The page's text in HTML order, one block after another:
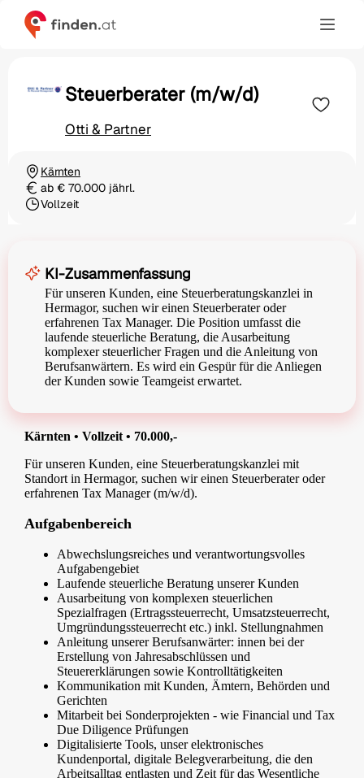
Steuerberater (m/w/d)
Otti & Partner
Ortschaft
Kärnten
Gehaltab € 70.000 jährl.
Beschäftigungsart
Vollzeit
KI-Zusammenfassung
Für unseren Kunden, eine Steuerberatungskanzlei in
Hermagor, suchen wir einen Steuerberater oder
erfahrenen Tax Manager. Die Position umfasst die
laufende steuerliche Beratung, die Ausarbeitung
komplexer steuerlicher Fragen und die Anleitung von
Berufsanwärtern. Es wird ein Gespür für die Anliegen
der Kunden sowie Teamgeist erwartet.
Kärnten • Vollzeit • 70.000,-
Für unseren Kunden, eine Steuerberatungskanzlei mit
Standort in Hermagor, suchen wir einen Steuerberater oder
erfahrenen Tax Manager (m/w/d).
Aufgabenbereich
Abwechslungsreiches und verantwortungsvolles
Aufgabengebiet
Laufende steuerliche Beratung unserer Kunden
Ausarbeitung von komplexen steuerlichen
Spezialfragen (Ertragssteuerrecht, Umsatzsteuerrecht,
Umgründungssteuerrecht etc.) inkl. Stellungnahmen
Anleitung unserer Berufsanwärter: innen bei der
Erstellung von Jahresabschlüssen und
Steuererklärungen sowie Kontrolltätigkeiten
Kommunikation mit Kunden, Ämtern, Behörden und
Gerichten
Mitarbeit bei Sonderprojekten - wie Financial und Tax
Due Diligence Prüfungen
Digitalisierte Tools, unser elektronisches
Kundenportal, digitale Belegverarbeitung, die den
Arbeitsalltag entlasten und Zeit für das Wesentliche